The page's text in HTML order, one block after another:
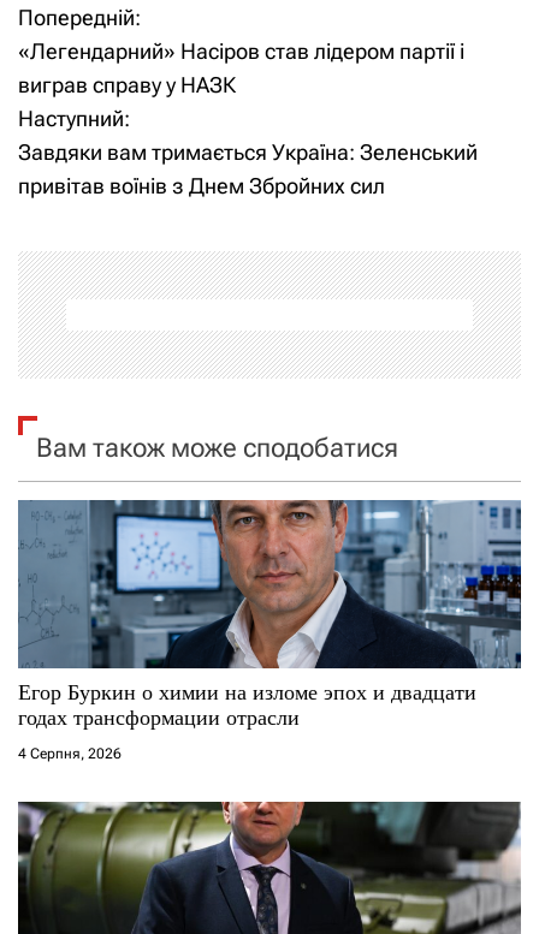
Н
а
в
і
а
ц
і
я
з
а
п
и
с
і
в
Попередній:
«Легендарний» Насіров став лідером партії і
виграв справу у НАЗК
Наступний:
Завдяки вам тримається Україна: Зеленський
привітав воїнів з Днем Збройних сил
Вам також може сподобатися
Егор Буркин о химии на изломе эпох и двадцати
годах трансформации отрасли
4 Серпня, 2026